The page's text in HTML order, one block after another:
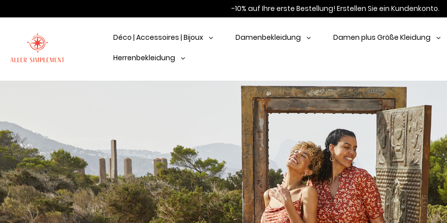
-10% auf Ihre erste Bestellung! Erstellen Sie ein Kundenkonto.
Déco | Accessoires | Bijoux Damenbekleidung Damen plus Größe Kleidung
Herrenbekleidung